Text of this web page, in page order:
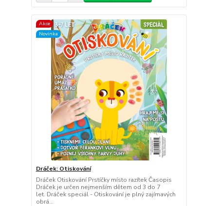
Akce
Novinka
Dráček: Otiskování
Dráček Otiskování Prstíčky místo razítek Časopis
Dráček je určen nejmenším dětem od 3 do 7
let. Dráček speciál - Otiskování je plný zajímavých
obrá...